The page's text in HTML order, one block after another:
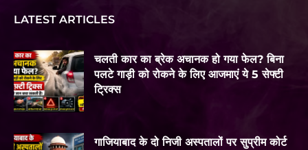
LATEST ARTICLES
चलती कार का ब्रेक अचानक हो गया फेल? बिना
पलटे गाड़ी को रोकने के लिए आजमाएं ये 5 सेफ्टी
ट्रिक्स
गाजियाबाद के दो निजी अस्पतालों पर सुप्रीम कोर्ट